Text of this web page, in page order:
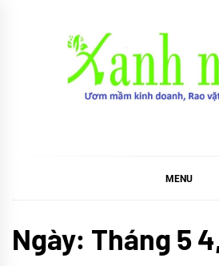
MENU
Ngày: Tháng 5